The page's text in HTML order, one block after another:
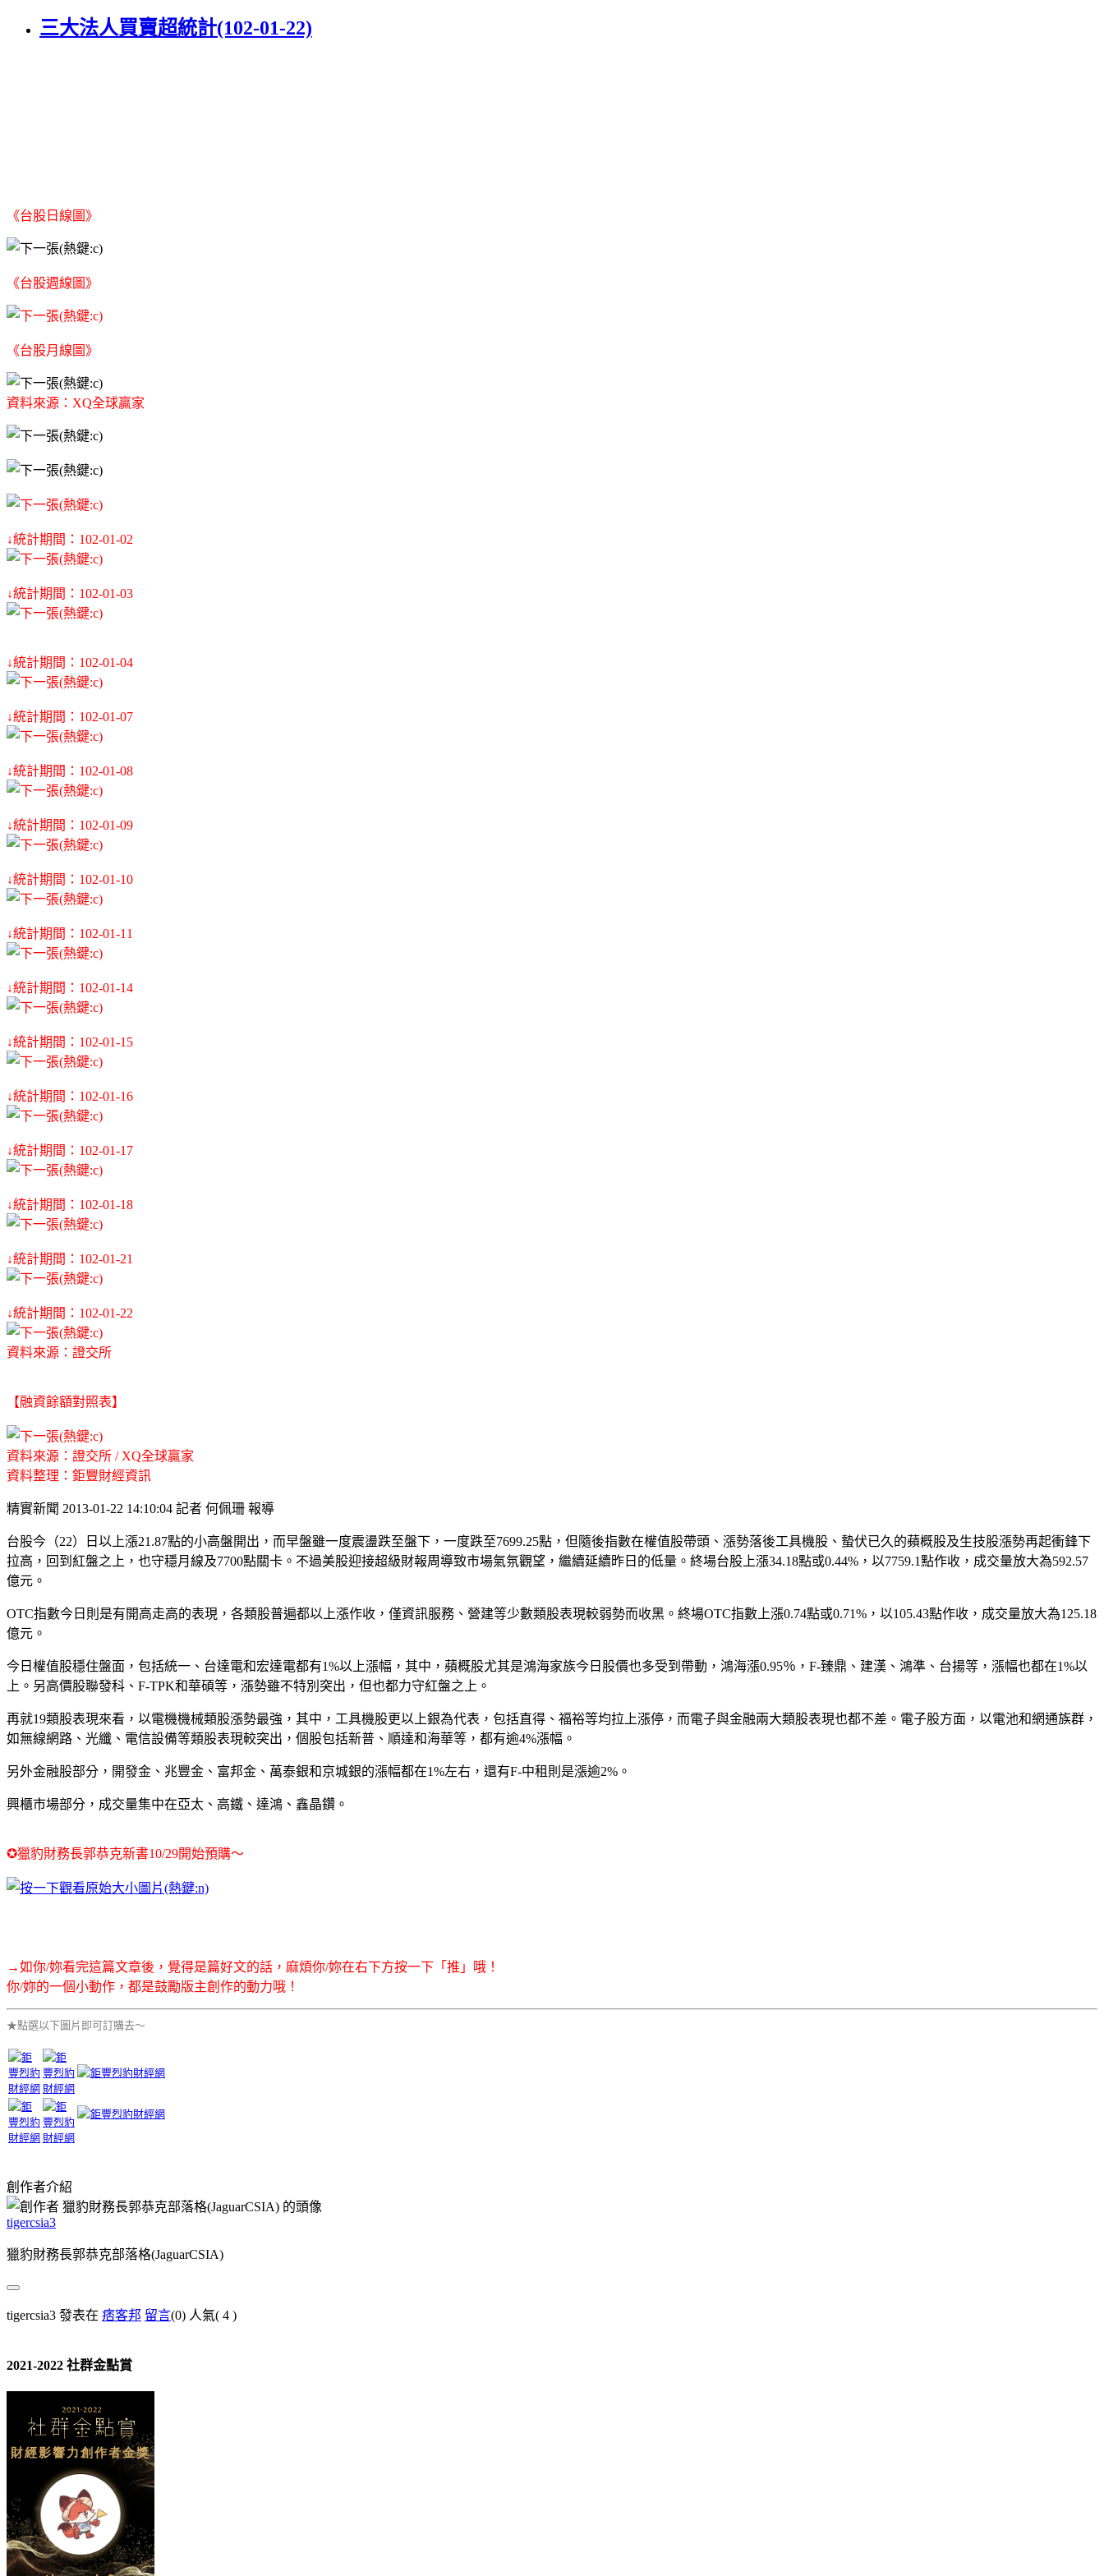
三大法人買賣超統計(102-01-22)
《台股日線圖》
《台股週線圖》
《台股月線圖》
資料來源：XQ全球贏家
↓統計期間：102-01-02
↓統計期間：102-01-03
↓統計期間：102-01-04
↓統計期間：102-01-07
↓統計期間：102-01-08
↓統計期間：102-01-09
↓統計期間：102-01-10
↓統計期間：102-01-11
↓統計期間：102-01-14
↓統計期間：102-01-15
↓統計期間：102-01-16
↓統計期間：102-01-17
↓統計期間：102-01-18
↓統計期間：102-01-21
↓統計期間：102-01-22
資料來源：證交所
【融資餘額對照表】
資料來源：證交所 / XQ全球贏家
資料整理：鉅豐財經資訊
精實新聞 2013-01-22 14:10:04 記者 何佩珊 報導
台股今（22）日以上漲21.87點的小高盤開出，而早盤雖一度震盪跌至盤下，一度跌至7699.25點，但隨後指數在權值股帶頭、漲勢落後工具機股、蟄伏已久的蘋概股及生技股漲勢再起衝鋒下
拉高，回到紅盤之上，也守穩月線及7700點關卡。不過美股迎接超級財報周導致市場氣氛觀望，繼續延續昨日的低量。終場台股上漲34.18點或0.44%，以7759.1點作收，成交量放大為592.57
億元。
OTC指數今日則是有開高走高的表現，各類股普遍都以上漲作收，僅資訊服務、營建等少數類股表現較弱勢而收黑。終場OTC指數上漲0.74點或0.71%，以105.43點作收，成交量放大為125.18
億元。
今日權值股穩住盤面，包括統一、台達電和宏達電都有1%以上漲幅，其中，蘋概股尤其是鴻海家族今日股價也多受到帶動，鴻海漲0.95％，F-臻鼎、建漢、鴻準、台揚等，漲幅也都在1%以
上。另高價股聯發科、F-TPK和華碩等，漲勢雖不特別突出，但也都力守紅盤之上。
再就19類股表現來看，以電機機械類股漲勢最強，其中，工具機股更以上銀為代表，包括直得、福裕等均拉上漲停，而電子與金融兩大類股表現也都不差。電子股方面，以電池和網通族群，
如無線網路、光纖、電信設備等類股表現較突出，個股包括新普、順達和海華等，都有逾4%漲幅。
另外金融股部分，開發金、兆豐金、富邦金、萬泰銀和京城銀的漲幅都在1%左右，還有F-中租則是漲逾2%。
興櫃市場部分，成交量集中在亞太、高鐵、達鴻、鑫晶鑽。
✪獵豹財務長郭恭克新書10/29開始預購～
→如你/妳看完這篇文章後，覺得是篇好文的話，麻煩你/妳在右下方按一下「推」哦！
你/妳的一個小動作，都是鼓勵版主創作的動力哦！
★點選以下圖片即可訂購去～
創作者介紹
tigercsia3
獵豹財務長郭恭克部落格(JaguarCSIA)
tigercsia3 發表在 痞客邦 留言(0) 人氣( 4 )
2021-2022 社群金點賞